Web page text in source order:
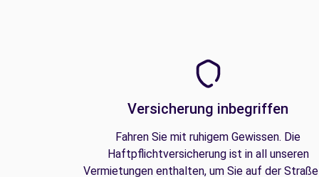
Versicherung inbegriffen
Fahren Sie mit ruhigem Gewissen. Die
Haftpflichtversicherung ist in all unseren
Vermietungen enthalten, um Sie auf der